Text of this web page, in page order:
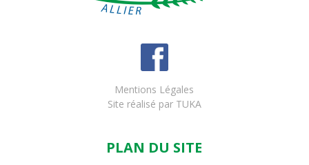
Mentions Légales
Site réalisé par TUKA
PLAN DU SITE